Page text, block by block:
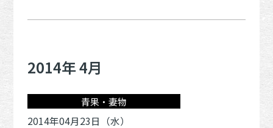
2014年 4月
青果・妻物
2014年04月23日（水）